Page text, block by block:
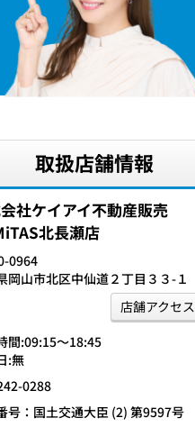
取扱店舗情報
社ケイアイ不動産販売
北長瀬店
0964
岡山市北区中仙道２丁目３３-１
店舗アクセス
間:09:15〜18:45
:無
0288
号：国土交通大臣 (2) 第9597号